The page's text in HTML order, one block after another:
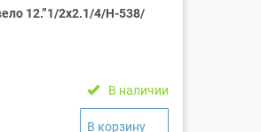
12.”1/2х2.1/4/Н-538/
В наличии